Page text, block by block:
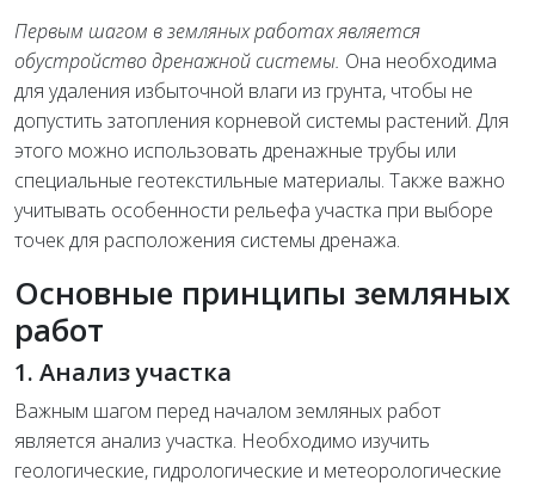
Первым шагом в земляных работах является
обустройство дренажной системы. Она необходима
для удаления избыточной влаги из грунта, чтобы не
допустить затопления корневой системы растений. Для
этого можно использовать дренажные трубы или
специальные геотекстильные материалы. Также важно
учитывать особенности рельефа участка при выборе
точек для расположения системы дренажа.
Основные принципы земляных
работ
1. Анализ участка
Важным шагом перед началом земляных работ
является анализ участка. Необходимо изучить
геологические, гидрологические и метеорологические